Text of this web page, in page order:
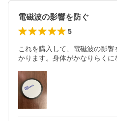
電磁波の影響を防ぐ
5
これを購入して、電磁波の影
かります。身体がかなりらくに